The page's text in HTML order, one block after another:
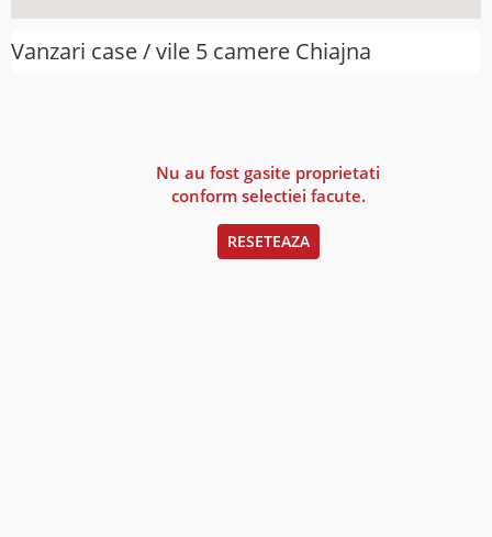
Vanzari case / vile 5 camere Chiajna
Nu au fost gasite proprietati
conform selectiei facute.
RESETEAZA